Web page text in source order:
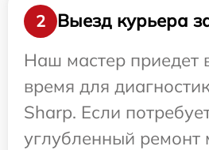
2
Выезд курьера
Наш мастер приедет
время для
Sharp. Если
углубленный ремонт